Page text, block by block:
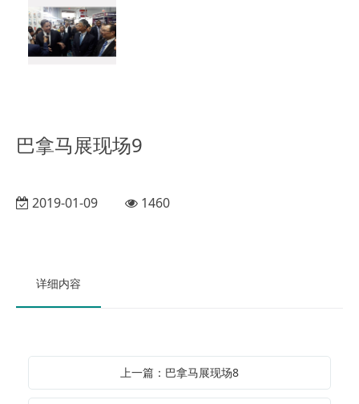
巴拿马展现场9
2019-01-09 1460
详细内容
上一篇：巴拿马展现场8